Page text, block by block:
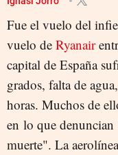
Fue el vuelo del
vuelo de Ryanair
capital de España
grados, falta de
horas. Muchos de
en lo que denuncian
muerte". La